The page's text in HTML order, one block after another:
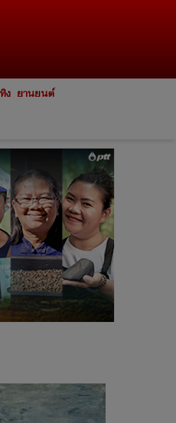
ง ยานยนต์